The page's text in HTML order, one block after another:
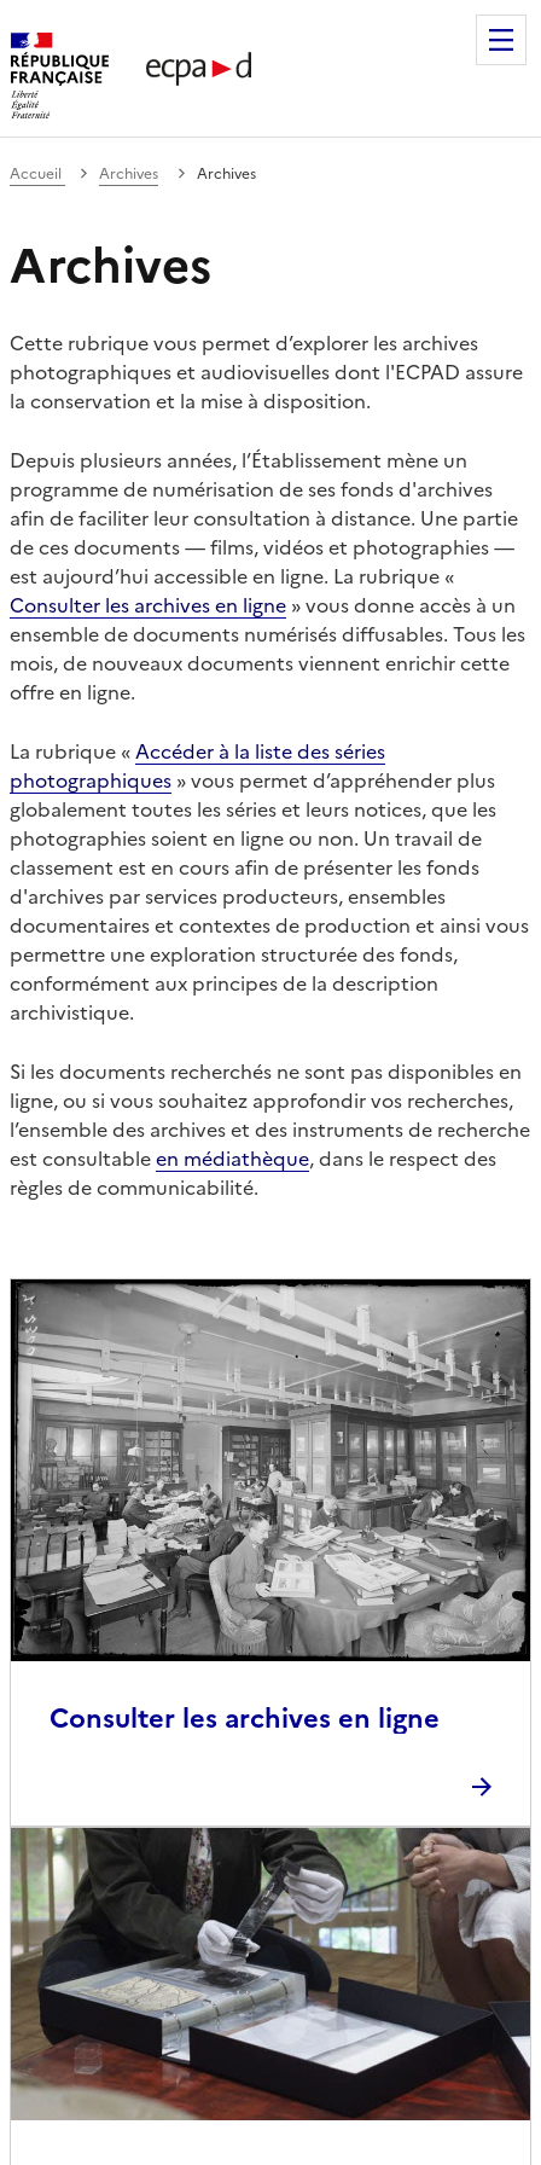
de communication et de production
Accueil Archives Archives
Archives
Cette rubrique vous permet d’explorer les archives
photographiques et audiovisuelles dont l'ECPAD assure
la conservation et la mise à disposition.
Depuis plusieurs années, l’Établissement mène un
programme de numérisation de ses fonds d'archives
afin de faciliter leur consultation à distance. Une partie
de ces documents — films, vidéos et photographies —
est aujourd’hui accessible en ligne. La rubrique «
Consulter les archives en ligne » vous donne accès à un
ensemble de documents numérisés diffusables. Tous les
mois, de nouveaux documents viennent enrichir cette
offre en ligne.
La rubrique « Accéder à la liste des séries
photographiques » vous permet d’appréhender plus
globalement toutes les séries et leurs notices, que les
photographies soient en ligne ou non. Un travail de
classement est en cours afin de présenter les fonds
d'archives par services producteurs, ensembles
documentaires et contextes de production et ainsi vous
permettre une exploration structurée des fonds,
conformément aux principes de la description
archivistique.
Si les documents recherchés ne sont pas disponibles en
ligne, ou si vous souhaitez approfondir vos recherches,
l’ensemble des archives et des instruments de recherche
est consultableen médiathèque, dans le respect des
règles de communicabilité.
Consulter les archives en ligne